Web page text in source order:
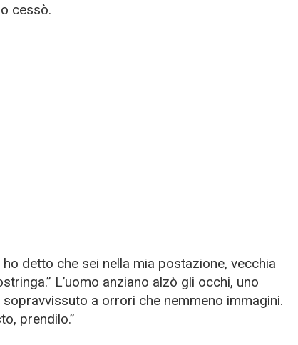
cessò.
detto che sei nella mia postazione, vecchia
L’uomo anziano alzò gli occhi, uno
a orrori che nemmeno immagini.
prendilo.”